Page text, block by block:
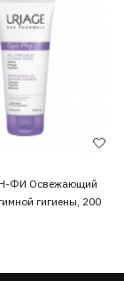
ФИ Освежающий
гигиены, 200